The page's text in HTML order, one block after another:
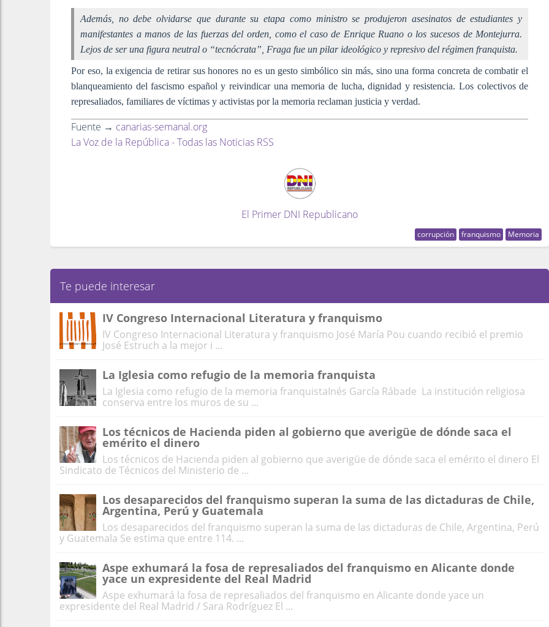
Además, no debe olvidarse que durante su etapa como ministro se produjeron asesinatos de estudiantes y
manifestantes a manos de las fuerzas del orden, como el caso de Enrique Ruano o los sucesos de Montejurra.
Lejos de ser una figura neutral o “tecnócrata”, Fraga fue un pilar ideológico y represivo del régimen franquista.
Por eso, la exigencia de retirar sus honores no es un gesto simbólico sin más, sino una forma concreta de combatir el
blanqueamiento del fascismo español y reivindicar una memoria de lucha, dignidad y resistencia. Los colectivos de
represaliados, familiares de víctimas y activistas por la memoria reclaman justicia y verdad.
Fuente → canarias-semanal.org
La Voz de la República - Todas las Noticias RSS
El Primer DNI Republicano
corrupción franquismo Memoria
Te puede interesar
IV Congreso Internacional Literatura y franquismo
IV Congreso Internacional Literatura y franquismo José María Pou cuando recibió el premio
José Estruch a la mejor i ...
La Iglesia como refugio de la memoria franquista
La Iglesia como refugio de la memoria franquistaInés García Rábade La institución religiosa
conserva entre los muros de su ...
Los técnicos de Hacienda piden al gobierno que averigüe de dónde saca el
emérito el dinero
Los técnicos de Hacienda piden al gobierno que averigüe de dónde saca el emérito el dinero El
Sindicato de Técnicos del Ministerio de ...
Los desaparecidos del franquismo superan la suma de las dictaduras de Chile,
Argentina, Perú y Guatemala
Los desaparecidos del franquismo superan la suma de las dictaduras de Chile, Argentina, Perú
y Guatemala Se estima que entre 114. ...
Aspe exhumará la fosa de represaliados del franquismo en Alicante donde
yace un expresidente del Real Madrid
Aspe exhumará la fosa de represaliados del franquismo en Alicante donde yace un
expresidente del Real Madrid / Sara Rodríguez El ...